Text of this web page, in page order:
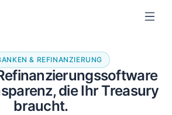
& REFINANZIERUNG
die Ihr Treasury
braucht.